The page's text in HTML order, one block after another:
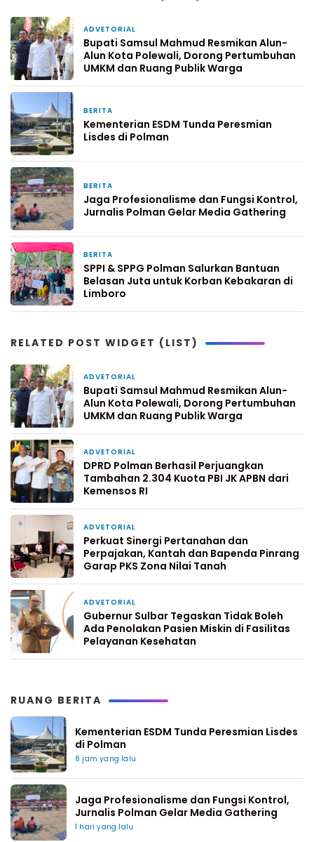
ADVETORIAL
Bupati Samsul Mahmud Resmikan Alun-
Alun Kota Polewali, Dorong Pertumbuhan
UMKM dan Ruang Publik Warga
BERITA
Kementerian ESDM Tunda Peresmian
Lisdes di Polman
BERITA
Jaga Profesionalisme dan Fungsi Kontrol,
Jurnalis Polman Gelar Media Gathering
BERITA
SPPI & SPPG Polman Salurkan Bantuan
Belasan Juta untuk Korban Kebakaran di
Limboro
RELATED POST WIDGET (LIST)
ADVETORIAL
Bupati Samsul Mahmud Resmikan Alun-
Alun Kota Polewali, Dorong Pertumbuhan
UMKM dan Ruang Publik Warga
ADVETORIAL
DPRD Polman Berhasil Perjuangkan
Tambahan 2.304 Kuota PBI JK APBN dari
Kemensos RI
ADVETORIAL
Perkuat Sinergi Pertanahan dan
Perpajakan, Kantah dan Bapenda Pinrang
Garap PKS Zona Nilai Tanah
ADVETORIAL
Gubernur Sulbar Tegaskan Tidak Boleh
Ada Penolakan Pasien Miskin di Fasilitas
Pelayanan Kesehatan
RUANG BERITA
Kementerian ESDM Tunda Peresmian Lisdes
di Polman
8 jam yang lalu
Jaga Profesionalisme dan Fungsi Kontrol,
Jurnalis Polman Gelar Media Gathering
1 hari yang lalu